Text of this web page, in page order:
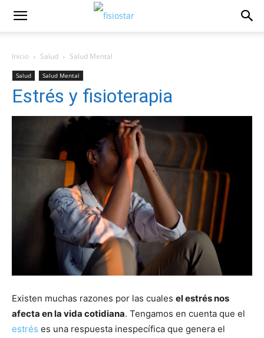
Inicio Salud Salud Mental
Salud Salud Mental
Estrés y fisioterapia
Existen muchas razones por las cuales el estrés nos
afecta en la vida cotidiana. Tengamos en cuenta que el
estrés es una respuesta inespecífica que genera el